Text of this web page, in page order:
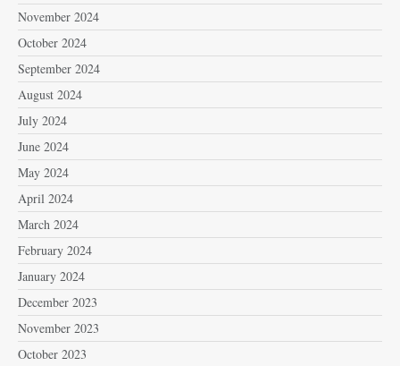
November 2024
October 2024
September 2024
August 2024
July 2024
June 2024
May 2024
April 2024
March 2024
February 2024
January 2024
December 2023
November 2023
October 2023